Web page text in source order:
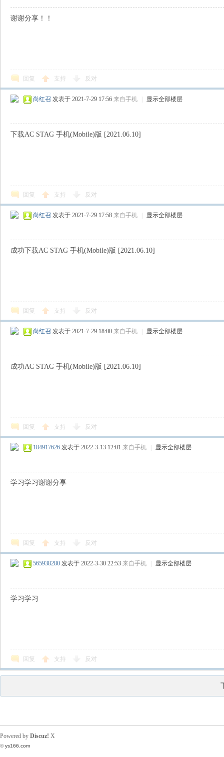
谢谢分享！！
回复 支持 反对
尚红召 发表于 2021-7-29 17:56 来自手机 显示全部楼层
下载AC STAG 手机(Mobile)版 [2021.06.10]
回复 支持 反对
尚红召 发表于 2021-7-29 17:58 来自手机 显示全部楼层
成功下载AC STAG 手机(Mobile)版 [2021.06.10]
回复 支持 反对
尚红召 发表于 2021-7-29 18:00 来自手机 显示全部楼层
成功AC STAG 手机(Mobile)版 [2021.06.10]
回复 支持 反对
184917626 发表于 2022-3-13 12:01 来自手机 显示全部楼层
学习学习谢谢分享
回复 支持 反对
565938280 发表于 2022-3-30 22:53 来自手机 显示全部楼层
学习学习
回复 支持 反对
Powered by Discuz! X
©ys166.com